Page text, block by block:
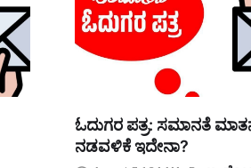
ಓದುಗರ ಪತ್ರ: ಸಮಾನತೆ
ನಡವಳಿಕೆ ಇದೇನಾ?